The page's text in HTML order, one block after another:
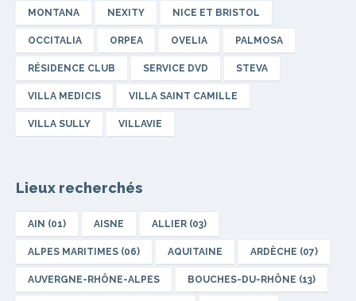
MONTANA NEXITY NICE ET BRISTOL
OCCITALIA ORPEA OVELIA PALMOSA
RÉSIDENCE CLUB SERVICE DVD STEVA
VILLA MEDICIS VILLA SAINT CAMILLE
VILLA SULLY VILLAVIE
Lieux recherchés
AIN (01) AISNE ALLIER (03)
ALPES MARITIMES (06) AQUITAINE ARDÈCHE (07)
AUVERGNE-RHÔNE-ALPES BOUCHES-DU-RHÔNE (13)